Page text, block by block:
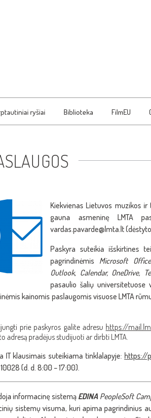
ryšiai Biblioteka FilmEU
Kiekvienas Lietuvos muzikos
gauna asmeninę LMTA
vardas.pavarde@lmta.lt
Paskyra suteikia išskirtines
pagrindinėmis Microsoft Office
Outlook, Calendar, OneDrive,
pasaulio šalių universitetuose
kainomis paslaugomis visuose LMTA
prie paskyros galite adresu https://
adresą pradėjus studijuoti ar dirbti LMTA.
IT klausimais suteikiama tinklalapyje: https://
(d. d. 8:00 – 17:00).
informacinę sistemą EDINAPeopleSoft
sistemų visuma, kuri apima pagrindinius